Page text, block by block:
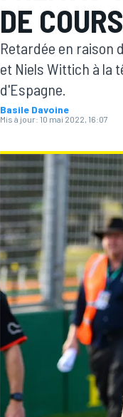
MOTOGP
DE
Retardée en raison
et Niels Wittich à la
d'Espagne.
Basile Davoine
Mis à jour: 10 mai 2022, 16:07